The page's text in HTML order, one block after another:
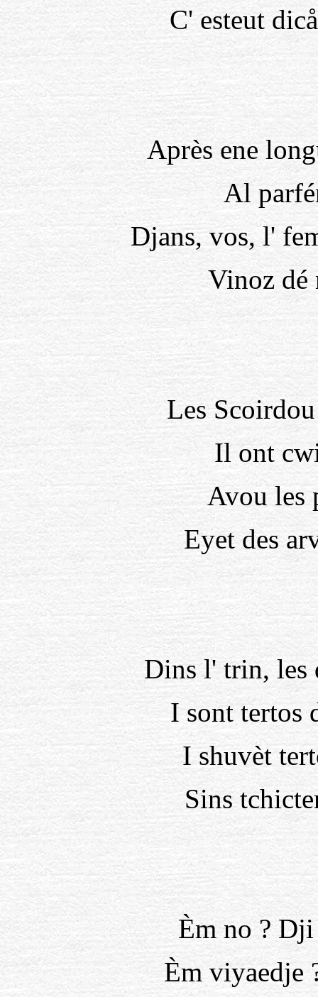
C' esteut
Après ene
Al
Djans, vos, l'
Vinoz dé
Les
Il ont
Avou les
Eyet des
Dins l' trin, les
I sont tertos
I shuvèt
Sins
Èm no ?
Èm viyaedje